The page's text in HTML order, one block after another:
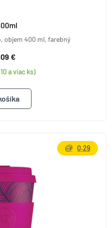
objem 400 ml, farebný
€
a viac ks)
0.29